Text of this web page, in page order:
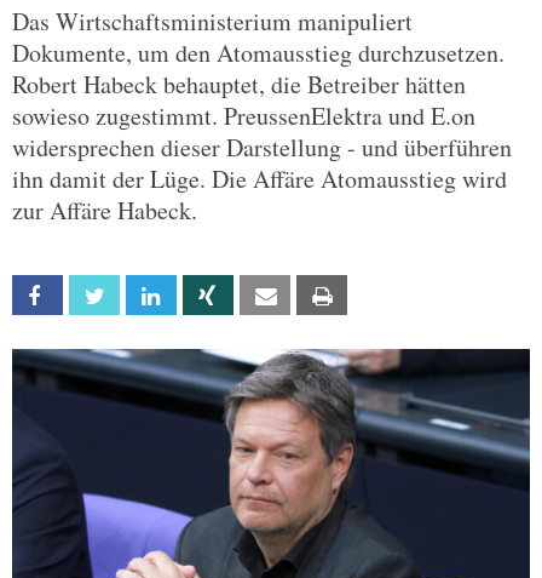
Das Wirtschaftsministerium manipuliert
Dokumente, um den Atomausstieg durchzusetzen.
Robert Habeck behauptet, die Betreiber hätten
sowieso zugestimmt. PreussenElektra und E.on
widersprechen dieser Darstellung - und überführen
ihn damit der Lüge. Die Affäre Atomausstieg wird
zur Affäre Habeck.
Facebook Twitter Linkedin Xing Email